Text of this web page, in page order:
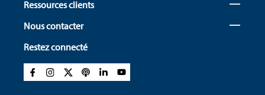
Ressources clients
Nous contacter
Restez connecté